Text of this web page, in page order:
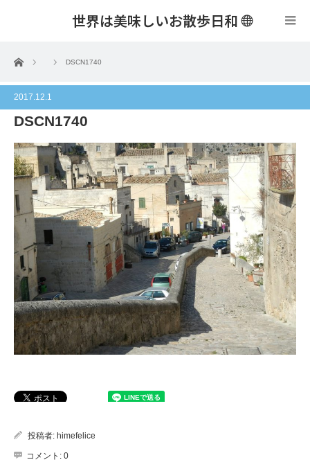
世界は美味しいお散歩日和
ホーム DSCN1740
2017.12.1
DSCN1740
投稿者: himefelice
コメント: 0